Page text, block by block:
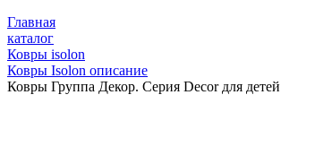
Главная
каталог
Ковры isolon
Ковры Isolon описание
Ковры Группа Декор. Серия Decor для детей